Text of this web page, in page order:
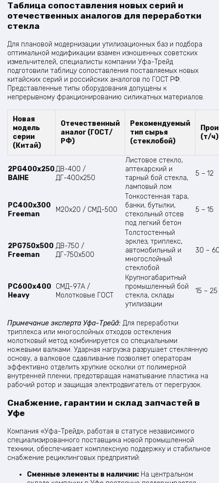
Таблица сопоставления новых серий и
отечественных аналогов для переработки
стекла
Для плановой модернизации утилизационных баз и подбора
оптимальной модификации взамен изношенных советских
измельчителей, специалисты компании Уфа-Трейд
подготовили таблицу сопоставления поставляемых новых
китайских серий и российских аналогов по ГОСТ РФ.
Представленные типы оборудования допущены к
непрерывному фракционированию силикатных материалов.
Новая
модель
серии
(Китай)
Отечественный
аналог (ГОСТ/
РФ)
Рекомендуемый
тип сырья
(стеклобой)
(т/ч)
2PG400x250
BAIHE
ДВ-400 /
ДГ-400х250
Листовое стекло,
аптекарский и
тарный бой стекла,
ламповый лом
5 – 12
PC400x300
Freeman
М20х20 / СМД-500
Тонкостенная тара,
банки, бутылки,
стекольный отсев
под легкий бетон
5 – 15
2PG750x500
Freeman
ДВ-750 /
ДГ-750х500
Толстостенный
эрклез, триплекс,
автомобильный и
многослойный
стеклобой
30 –
PC600x400
Heavy
СМД-97A /
Молотковые ГОСТ
Крупногабаритный
промышленный бой
стекла, склады
утилизации
15 – 25
Примечание эксперта Уфа-Трейд: Для переработки
триплекса или многослойных отходов остекления
молотковый метод комбинируется со специальными
ножевыми валками. Ударная нагрузка разрушает стеклянную
основу, а валковое сдавливание позволяет операторам
эффективно отделить хрупкие осколки от полимерной
внутренней пленки, предотвращая наматывание пластика на
рабочий ротор и защищая электродвигатель от перегрузок.
Снабжение, гарантии и склад запчастей в
Уфе
Компания «Уфа-Трейд», работая в статусе независимого
специализированного поставщика новой промышленной
техники, обеспечивает комплексную поддержку и стабильное
снабжение рециклинговых предприятий:
Сменные элементы в наличии: На центральном